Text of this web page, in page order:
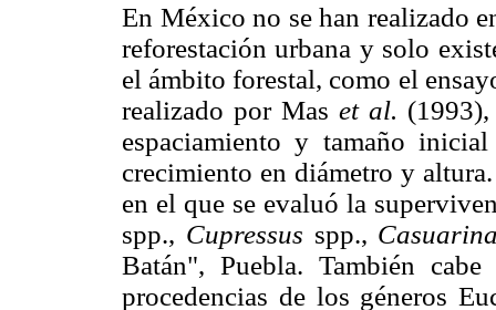
En México no se han realizado
reforestación urbana y solo
el ámbito forestal, como el
realizado por Mas et al.
espaciamiento y tamaño
crecimiento en diámetro y
en el que se evaluó la
spp., Cupressus spp.,
Batán", Puebla. También
procedencias de los géneros